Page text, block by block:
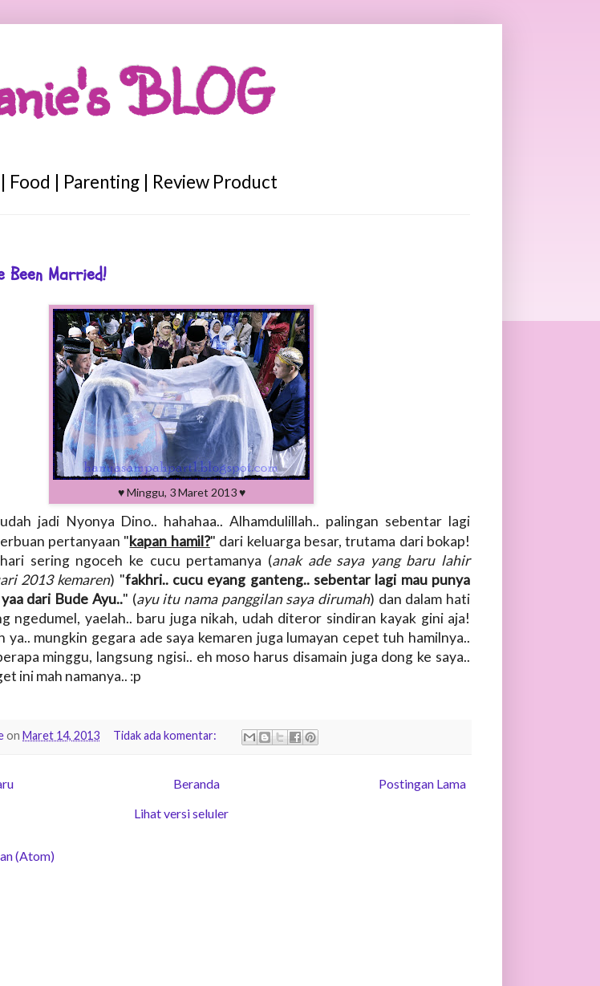
BLOG
Food | Parenting | Review Product
Been Married!
♥ Minggu, 3 Maret 2013 ♥
jadi Nyonya Dino.. hahahaa.. Alhamdulillah.. palingan sebentar lagi
pertanyaan "kapan hamil?" dari keluarga besar, trutama dari bokap!
sering ngoceh ke cucu pertamanya (anak ade saya yang baru lahir
2013 kemaren) "fakhri.. cucu eyang ganteng.. sebentar lagi mau punya
dari Bude Ayu.." (ayu itu nama panggilan saya dirumah) dan dalam hati
ngedumel, yaelah.. baru juga nikah, udah diteror sindiran kayak gini aja!
ya.. mungkin gegara ade saya kemaren juga lumayan cepet tuh hamilnya..
minggu, langsung ngisi.. eh moso harus disamain juga dong ke saya..
ini mah namanya.. :p
on Maret 14, 2013 Tidak ada komentar:
Postingan Lama
Beranda
Lihat versi seluler
(Atom)